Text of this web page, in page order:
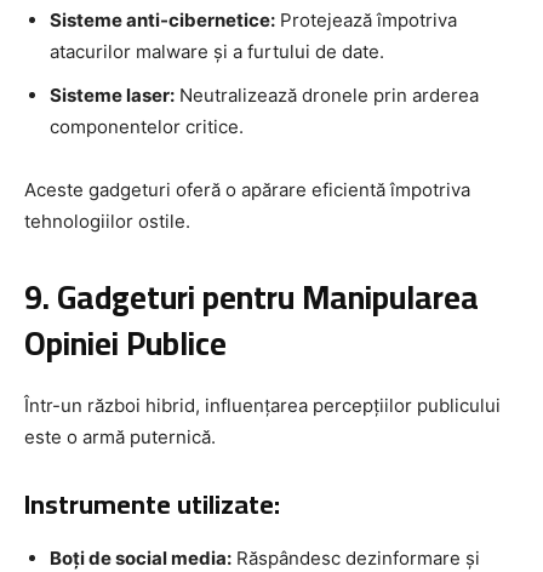
Sisteme anti-cibernetice: Protejează împotriva
atacurilor malware și a furtului de date.
Sisteme laser: Neutralizează dronele prin arderea
componentelor critice.
Aceste gadgeturi oferă o apărare eficientă împotriva
tehnologiilor ostile.
9. Gadgeturi pentru Manipularea
Opiniei Publice
Într-un război hibrid, influențarea percepțiilor publicului
este o armă puternică.
Instrumente utilizate:
Boți de social media: Răspândesc dezinformare și